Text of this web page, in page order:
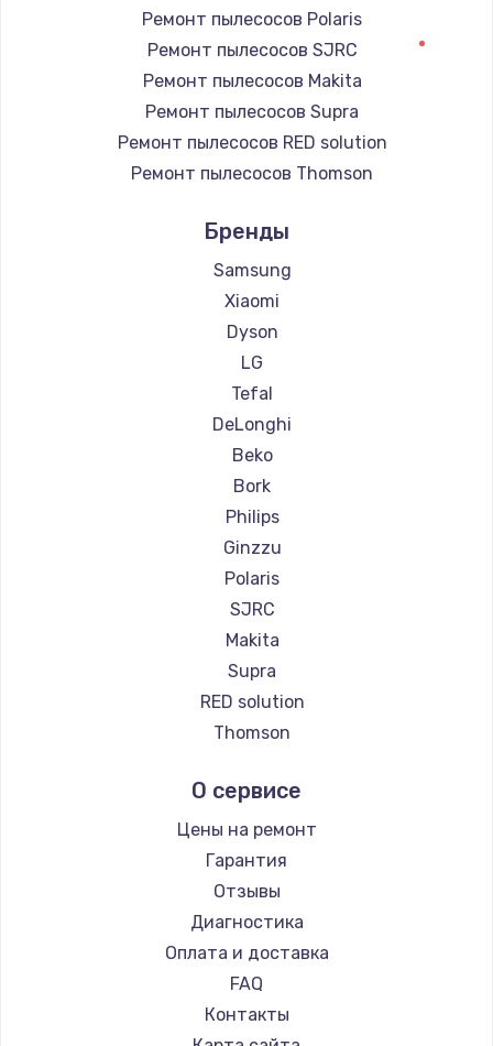
Ремонт пылесосов Polaris
Ремонт пылесосов SJRC
Ремонт пылесосов Makita
Ремонт пылесосов Supra
Ремонт пылесосов RED solution
Ремонт пылесосов Thomson
Ремонт пылесосов lydsto
Ремонт пылесосов Atvel
Ремонт пылесосов Tineco
Ремонт пылесосов Tuvio
Ремонт пылесосов DEXP
Ремонт пылесосов Haier
Ремонт пылесосов Pioneer
Ремонт пылесосов Electrolux
Ремонт пылесосов Grundig
Ремонт пылесосов BBK
Ремонт пылесосов Scarlett
Ремонт пылесосов Kyvol
Ремонт пылесосов Eigen
Ремонт пылесосов Honor
Ремонт пылесосов Qyron
Ремонт пылесосов Doffler
Ремонт пылесосов Hisense
Ремонт пылесосов Elitech
Ремонт пылесосов STIHL
Ремонт пылесосов Kirby
Бренды
Samsung
Xiaomi
Dyson
LG
Tefal
DeLonghi
Beko
Bork
Philips
Ginzzu
Polaris
SJRC
Makita
Supra
RED solution
Thomson
lydsto
Atvel
Tineco
Tuvio
DEXP
Haier
Pioneer
Electrolux
Grundig
О сервисе
Цены на ремонт
Гарантия
Отзывы
Диагностика
Оплата и доставка
FAQ
Контакты